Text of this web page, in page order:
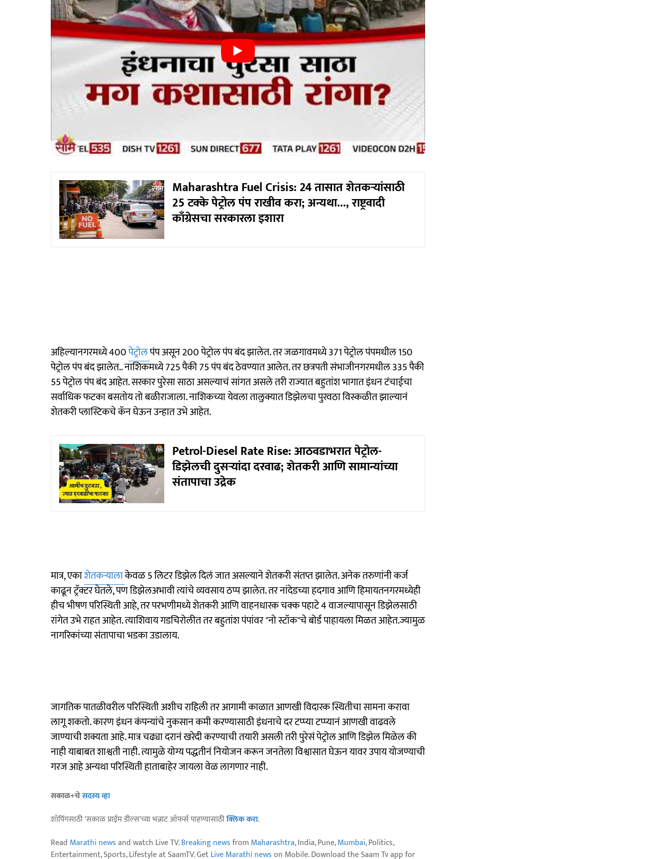
Maharashtra Fuel Crisis: 24 तासात शेतकऱ्यांसाठी
25 टक्के पेट्रोल पंप राखीव करा; अन्यथा..., राष्ट्रवादी
काँग्रेसचा सरकारला इशारा
अहिल्यानगरमध्ये 400पेट्रोलपंप असून 200 पेट्रोल पंप बंद झालेत. तर जळगावमध्ये 371 पेट्रोल पंपमधील 150
पेट्रोल पंप बंद झालेत.. नाशिकमध्ये 725 पैकी 75 पंप बंद ठेवण्यात आलेत. तर छत्रपती संभाजीनगरमधील 335 पैकी
55 पेट्रोल पंप बंद आहेत. सरकार पुरेसा साठा असल्याचं सांगत असले तरी राज्यात बहुतांश भागात इंधन टंचाईचा
सर्वाधिक फटका बसतोय तो बळीराजाला. नाशिकच्या येवला तालुक्यात डिझेलचा पुरवठा विस्कळीत झाल्यानं
शेतकरी प्लास्टिकचे कॅन घेऊन उन्हात उभे आहेत.
Petrol-Diesel Rate Rise: आठवडाभरात पेट्रोल-
डिझेलची दुसऱ्यांदा दरवाढ; शेतकरी आणि सामान्यांच्या
संतापाचा उद्रेक
मात्र, एकाशेतकऱ्यालाकेवळ 5 लिटर डिझेल दिलं जात असल्याने शेतकरी संतप्त झालेत. अनेक तरुणांनी कर्ज
काढून ट्रॅक्टर घेतले, पण डिझेलअभावी त्यांचे व्यवसाय ठप्प झालेत. तर नांदेडच्या हदगाव आणि हिमायतनगरमध्येही
हीच भीषण परिस्थिती आहे, तर परभणीमध्ये शेतकरी आणि वाहनधारक चक्क पहाटे 4 वाजल्यापासून डिझेलसाठी
रांगेत उभे राहत आहेत. त्याशिवाय गडचिरोलीत तर बहुतांश पंपांवर "नो स्टॉक"चे बोर्ड पाहायला मिळत आहेत.ज्यामुळ
नागरिकांच्या संतापाचा भडका उडालाय.
जागतिक पातळीवरील परिस्थिती अशीच राहिली तर आगामी काळात आणखी विदारक स्थितीचा सामना करावा
लागू शकतो. कारण इंधन कंपन्यांचे नुकसान कमी करण्यासाठी इंधनाचे दर टप्प्या टप्प्यानं आणखी वाढवले
जाण्याची शक्यता आहे. मात्र चढ्या दरानं खरेदी करण्याची तयारी असली तरी पुरेसं पेट्रोल आणि डिझेल मिळेल की
नाही याबाबत शाश्वती नाही. त्यामुळे योग्य पद्धतीनं नियोजन करून जनतेला विश्वासात घेऊन यावर उपाय योजण्याची
गरज आहे अन्यथा परिस्थिती हाताबाहेर जायला वेळ लागणार नाही.
सकाळ+चेसदस्य व्हा
शॉपिंगसाठी 'सकाळ प्राईम डील्स'च्या भन्नाट ऑफर्स पाहण्यासाठीक्लिक करा.
Read Marathi newsand watch Live TV.Breaking newsfrom Maharashtra, India, Pune,Mumbai, Politics,
Entertainment, Sports, Lifestyle at SaamTV. GetLive Marathi newson Mobile. Download the Saam Tv app for